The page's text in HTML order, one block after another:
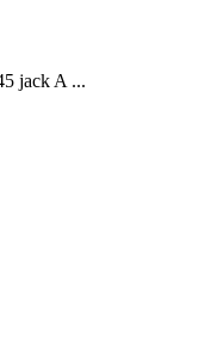
jack A ...